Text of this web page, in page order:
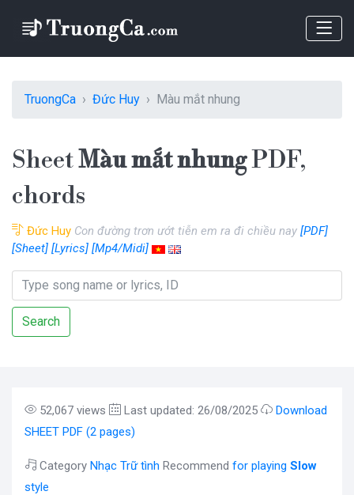
TruongCa Đức Huy Màu mắt nhung
SheetMàu mắt nhungPDF,
chords
Đức Huy Con đường trơn ướt tiễn em ra đi chiều nay [PDF]
[Sheet] [Lyrics] [Mp4/Midi]
Search
52,067 views Last updated: 26/08/2025
Download
SHEET PDF (2 pages)
Category Nhạc Trữ tình Recommend for playing Slow
style